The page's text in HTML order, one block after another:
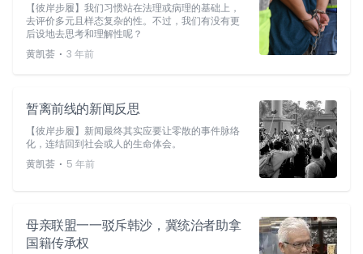
【彼岸步履】我们习惯站在法理或病理的基础上，
去评价多元且样态复杂的性。不过，我们有没有更
后设地去思考和理解性呢？
黄凯荟 ⋅ 3 年前
暂离前线的新闻反思
【彼岸步履】新闻最终其实应要让零散的事件脉络
化，连结回到社会或人的生命体会。
黄凯荟 ⋅ 5 年前
母亲联盟一一驳斥韩沙，冀统治者助拿
国籍传承权